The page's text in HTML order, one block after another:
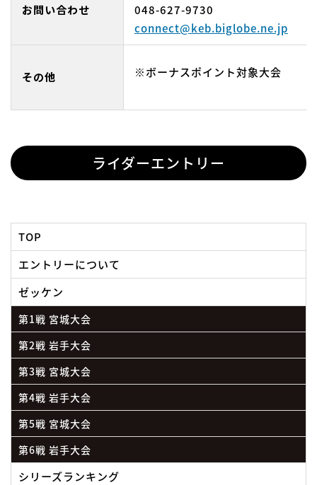
お問い合わせ
048-627-9730
connect@keb.biglobe.ne.jp
その他 ※ボーナスポイント対象大会
ライダーエントリー
TOP
エントリーについて
ゼッケン
第1戦 宮城大会
第2戦 岩手大会
第3戦 宮城大会
第4戦 岩手大会
第5戦 宮城大会
第6戦 岩手大会
シリーズランキング